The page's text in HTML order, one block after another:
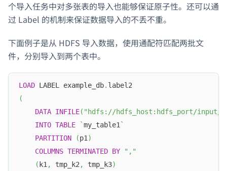
个导入任务中对多张表的导入也能够保证原子性。还可以通
过 Label 的机制来保证数据导入的不丢不重。
下面例子是从 HDFS 导入数据，使用通配符匹配两批文
件，分别导入到两个表中。
LOAD LABEL example_db. label2
(
DATA INFILE( "hdfs://hdfs_host:hdfs_port/input/
INTO TABLE `my_table1 `
PARTITION
(p1 )
COLUMNS TERMINATED BY
","
( k1 , tmp_k2 , tmp_k3)